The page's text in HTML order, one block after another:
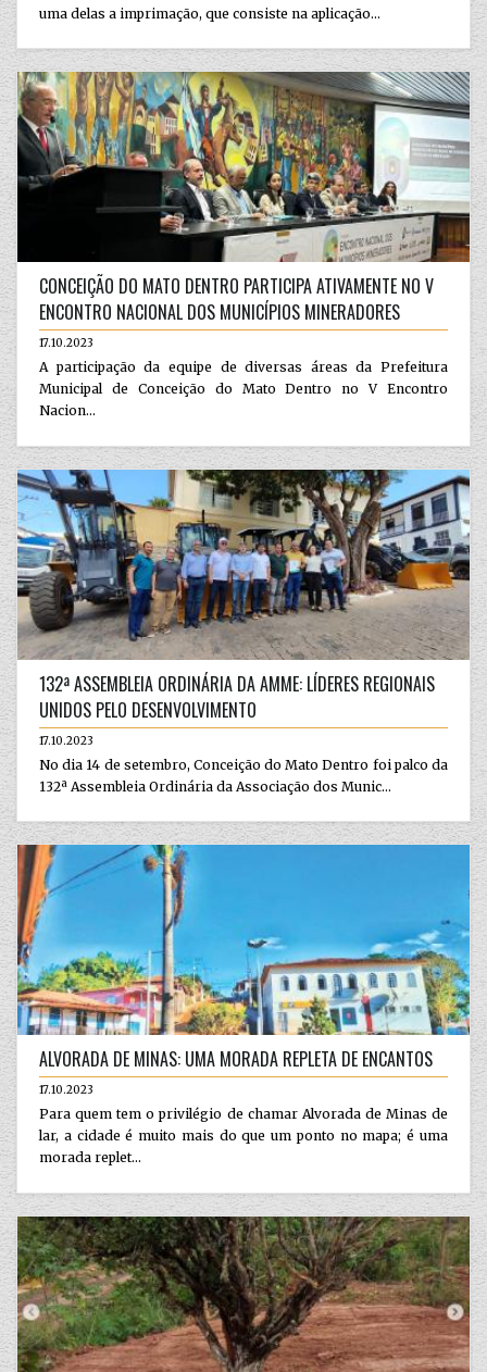
uma delas a imprimação, que consiste na aplicação...
CONCEIÇÃO DO MATO DENTRO PARTICIPA ATIVAMENTE NO V
ENCONTRO NACIONAL DOS MUNICÍPIOS MINERADORES
17.10.2023
A participação da equipe de diversas áreas da Prefeitura
Municipal de Conceição do Mato Dentro no V Encontro
Nacion...
132ª ASSEMBLEIA ORDINÁRIA DA AMME: LÍDERES REGIONAIS
UNIDOS PELO DESENVOLVIMENTO
17.10.2023
No dia 14 de setembro, Conceição do Mato Dentro foi palco da
132ª Assembleia Ordinária da Associação dos Munic...
ALVORADA DE MINAS: UMA MORADA REPLETA DE ENCANTOS
17.10.2023
Para quem tem o privilégio de chamar Alvorada de Minas de
lar, a cidade é muito mais do que um ponto no mapa; é uma
morada replet...